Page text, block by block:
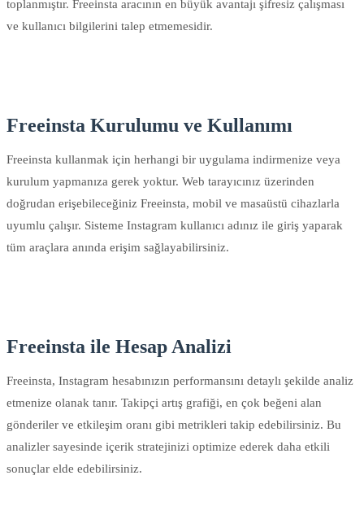
toplanmıştır. Freeinsta aracının en büyük avantajı şifresiz çalışması
ve kullanıcı bilgilerini talep etmemesidir.
Freeinsta Kurulumu ve Kullanımı
Freeinsta kullanmak için herhangi bir uygulama indirmenize veya
kurulum yapmanıza gerek yoktur. Web tarayıcınız üzerinden
doğrudan erişebileceğiniz Freeinsta, mobil ve masaüstü cihazlarla
uyumlu çalışır. Sisteme Instagram kullanıcı adınız ile giriş yaparak
tüm araçlara anında erişim sağlayabilirsiniz.
Freeinsta ile Hesap Analizi
Freeinsta, Instagram hesabınızın performansını detaylı şekilde analiz
etmenize olanak tanır. Takipçi artış grafiği, en çok beğeni alan
gönderiler ve etkileşim oranı gibi metrikleri takip edebilirsiniz. Bu
analizler sayesinde içerik stratejinizi optimize ederek daha etkili
sonuçlar elde edebilirsiniz.